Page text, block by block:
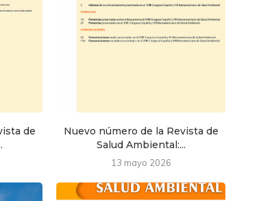
de
Nuevo número de la Revista de
Salud Ambiental:...
13 mayo 2026